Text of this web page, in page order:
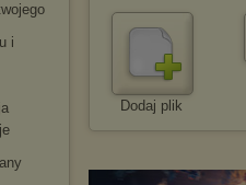
i
a
Dodaj plik